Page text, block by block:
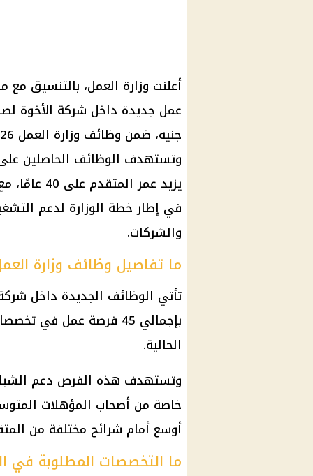
وتستهدف الوظائف الحاصلين
يزيد عمر
في إطار خطة الوزارة لدعم
والشركات.
ما تفاصيل وظائف وزارة العمل 2026
تأتي الوظائف الجديدة داخل
بإجمالي 45 فرصة عمل
الحالية.
وتستهدف هذه الفرص دعم
خاصة من أصحاب المؤهلات
أوسع أمام شرائح مختلفة من
ما التخصصات المطلوبة في